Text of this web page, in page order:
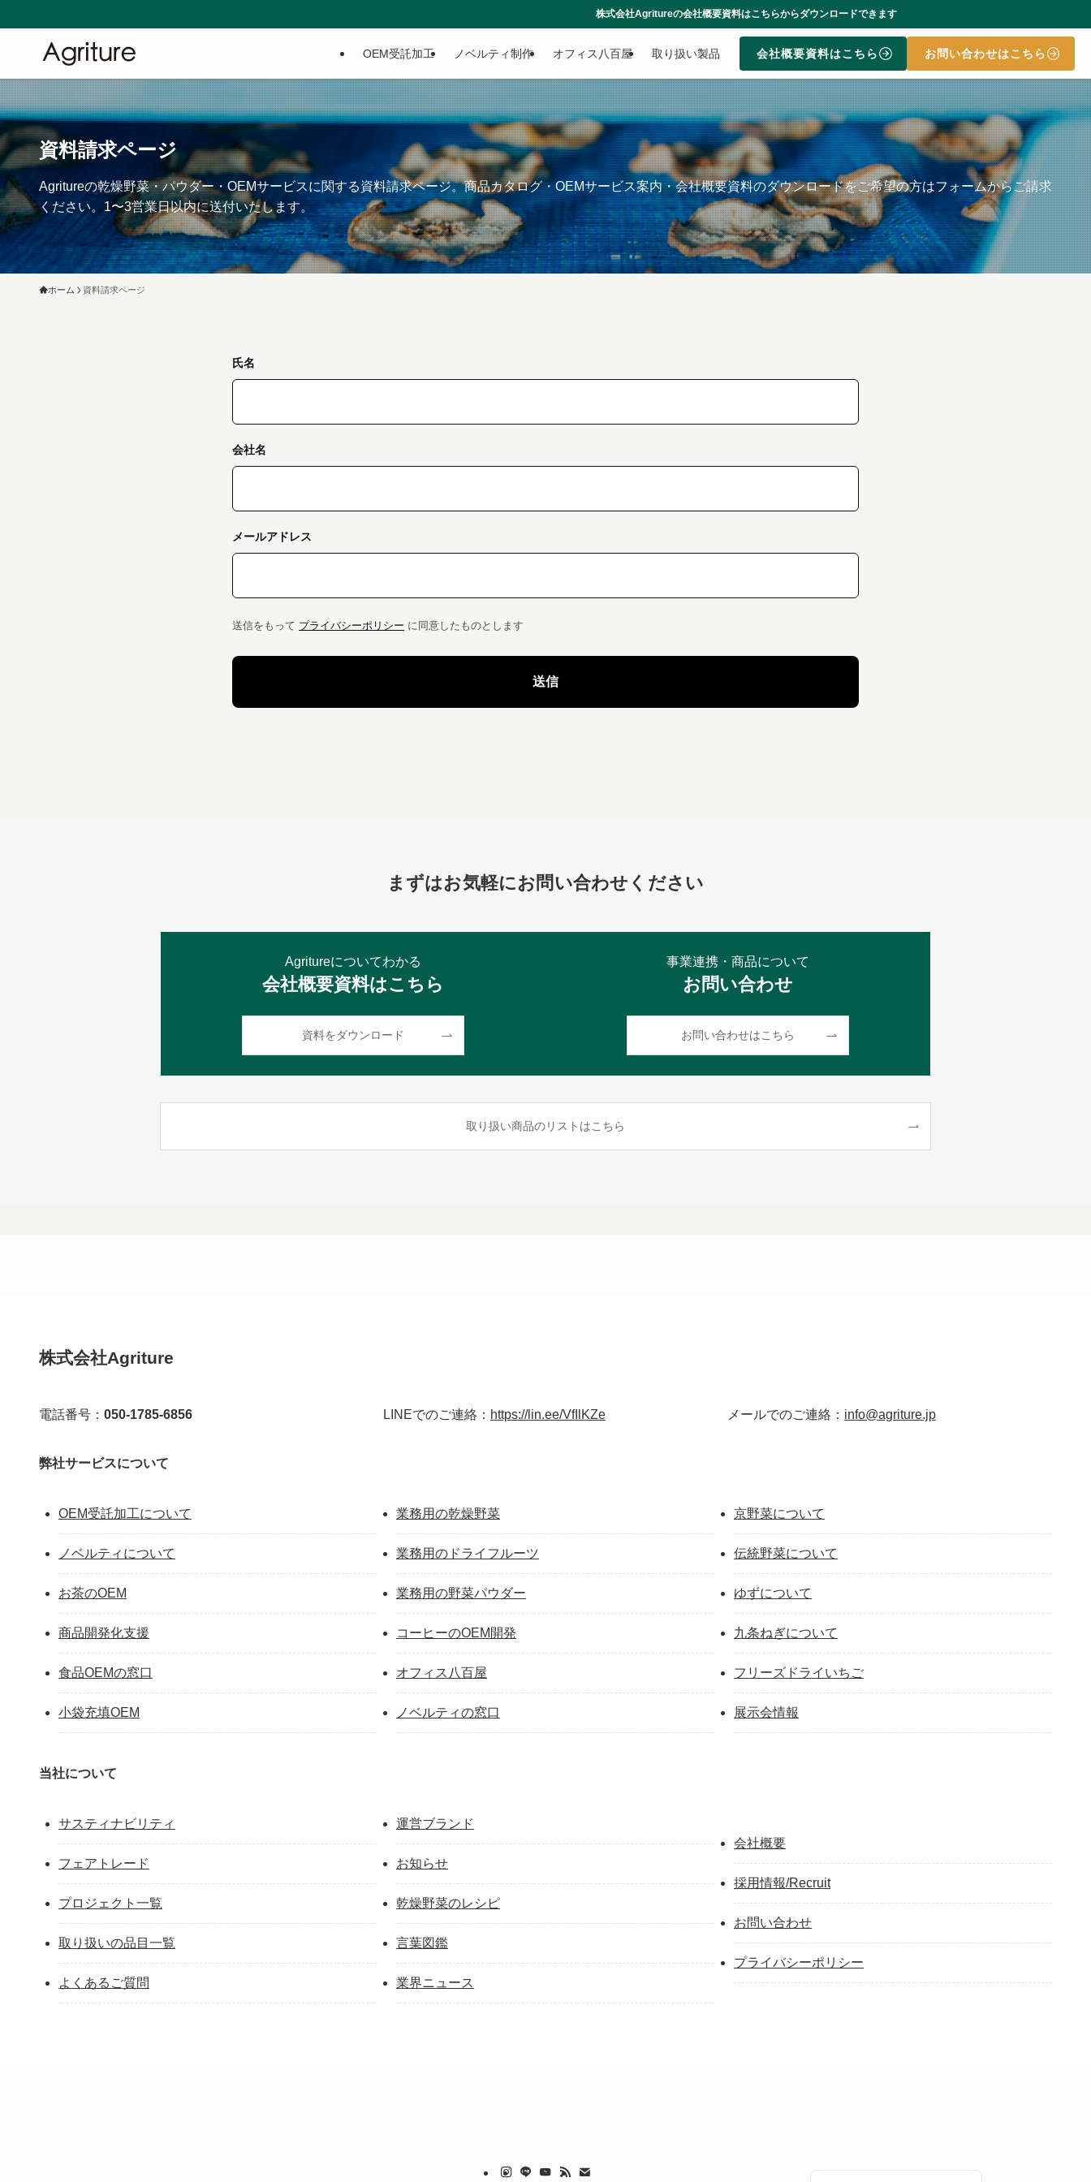
株式会社Agritureの会社概要資料はこちらからダウンロードできます
OEM受託加工 ノベルティ制作 オフィス八百屋 取り扱い製品 会社概要資料はこちら お問い合わせはこちら
資料請求ページ
Agritureの乾燥野菜・パウダー・OEMサービスに関する資料請求ページ。商品カタログ・OEMサービス案内・会社概要資料のダウンロードをご希望の方はフォームからご請求
ください。1〜3営業日以内に送付いたします。
ホーム 資料請求ページ
氏名
会社名
メールアドレス
送信をもって プライバシーポリシー に同意したものとします
まずはお気軽にお問い合わせください
Agritureについてわかる
会社概要資料はこちら
資料をダウンロード
事業連携・商品について
お問い合わせ
お問い合わせはこちら
取り扱い商品のリストはこちら
株式会社Agriture
電話番号： 050-1785-6856 LINEでのご連絡： https://lin.ee/VfIlKZe メールでのご連絡： info@agriture.jp
弊社サービスについて
OEM受託加工について
ノベルティについて
お茶のOEM
商品開発化支援
食品OEMの窓口
小袋充填OEM
業務用の乾燥野菜
業務用のドライフルーツ
業務用の野菜パウダー
コーヒーのOEM開発
オフィス八百屋
ノベルティの窓口
京野菜について
伝統野菜について
ゆずについて
九条ねぎについて
フリーズドライいちご
展示会情報
当社について
サスティナビリティ
フェアトレード
プロジェクト一覧
取り扱いの品目一覧
よくあるご質問
運営ブランド
お知らせ
乾燥野菜のレシピ
言葉図鑑
業界ニュース
会社概要
採用情報/Recruit
お問い合わせ
プライバシーポリシー